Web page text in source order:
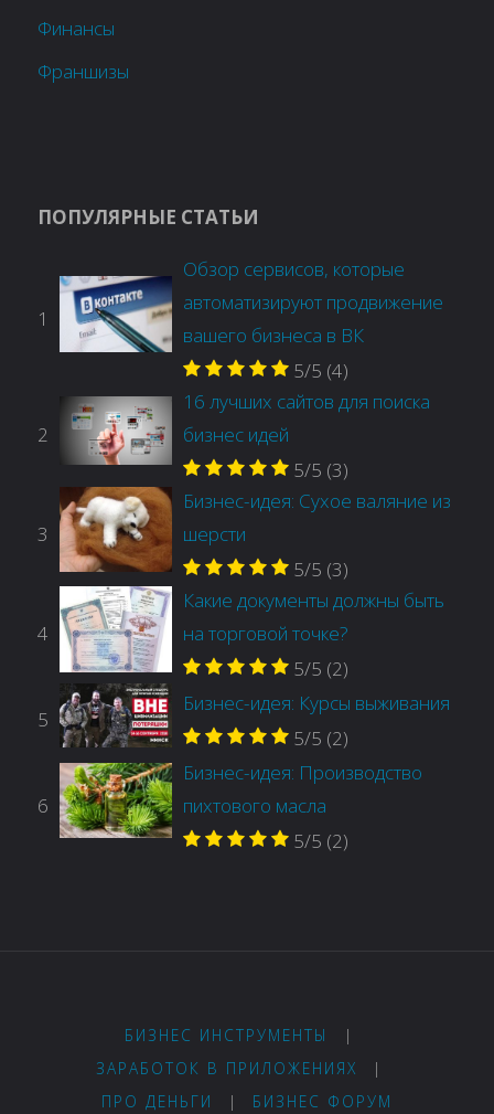
Финансы
Франшизы
ПОПУЛЯРНЫЕ СТАТЬИ
1
Обзор сервисов, которые
автоматизируют продвижение
вашего бизнеса в ВК
5/5 (4)
2
16 лучших сайтов для поиска
бизнес идей
5/5 (3)
3
Бизнес-идея: Сухое валяние из
шерсти
5/5 (3)
4
Какие документы должны быть
на торговой точке?
5/5 (2)
5
Бизнес-идея: Курсы выживания
5/5 (2)
6
Бизнес-идея: Производство
пихтового масла
5/5 (2)
БИЗНЕС ИНСТРУМЕНТЫ
|
ЗАРАБОТОК В ПРИЛОЖЕНИЯХ
|
ПРО ДЕНЬГИ
| БИЗНЕС ФОРУМ